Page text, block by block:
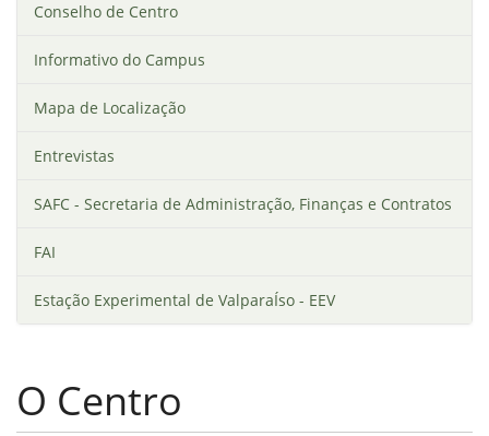
Conselho de Centro
Informativo do Campus
Mapa de Localização
Entrevistas
SAFC - Secretaria de Administração, Finanças e Contratos
FAI
Estação Experimental de ValparaÍso - EEV
O Centro